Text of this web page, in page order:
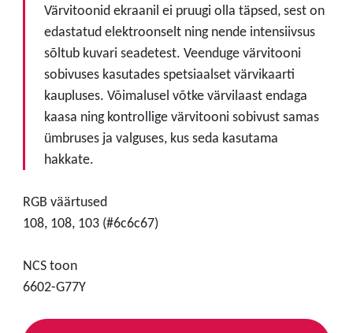
Värvitoonid ekraanil ei pruugi olla täpsed, sest on
edastatud elektroonselt ning nende intensiivsus
sõltub kuvari seadetest. Veenduge värvitooni
sobivuses kasutades spetsiaalset värvikaarti
kaupluses. Võimalusel võtke värvilaast endaga
kaasa ning kontrollige värvitooni sobivust samas
ümbruses ja valguses, kus seda kasutama
hakkate.
RGB väärtused
108, 108, 103 (#6c6c67)
NCS toon
6602-G77Y